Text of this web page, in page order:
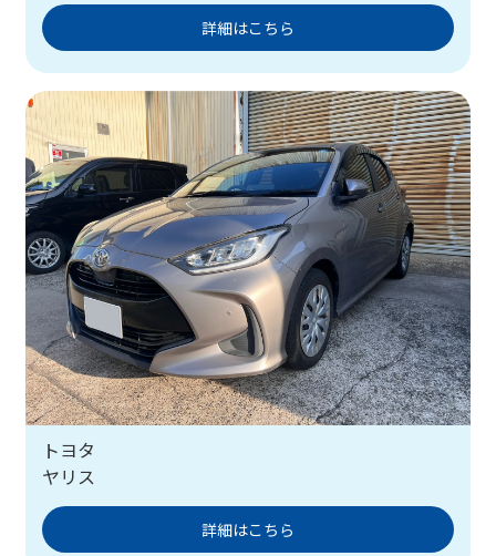
詳細はこちら
トヨタ
ヤリス
詳細はこちら